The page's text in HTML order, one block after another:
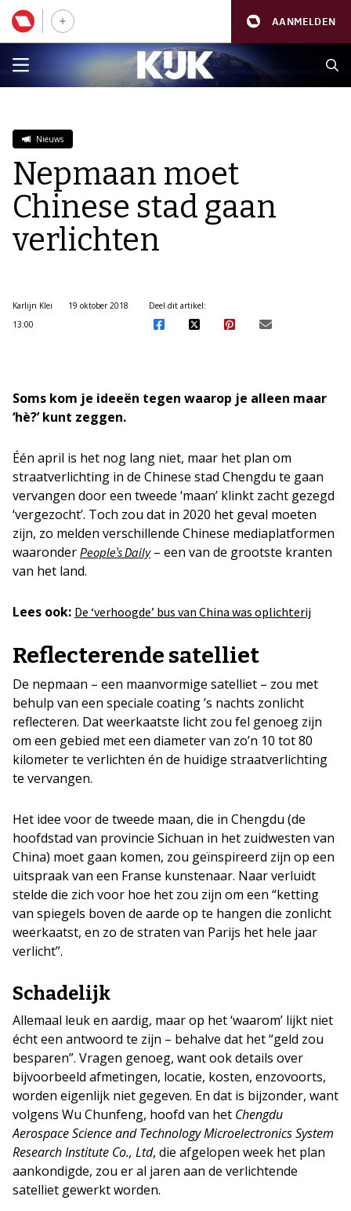
AANMELDEN
Nieuws
Nepmaan moet
Chinese stad gaan
verlichten
Karlijn Klei
19 oktober 2018
13:00
Deel dit artikel:
Soms kom je ideeën tegen waarop je alleen maar
‘hè?’ kunt zeggen.
Één april is het nog lang niet, maar het plan om
straatverlichting in de Chinese stad Chengdu te gaan
vervangen door een tweede ‘maan’ klinkt zacht gezegd
‘vergezocht’. Toch zou dat in 2020 het geval moeten
zijn, zo melden verschillende Chinese mediaplatformen
waaronder People’s Daily– een van de grootste kranten
van het land.
Lees ook: De ‘verhoogde’ bus van China was oplichterij
Reflecterende satelliet
De nepmaan – een maanvormige satelliet – zou met
behulp van een speciale coating ’s nachts zonlicht
reflecteren. Dat weerkaatste licht zou fel genoeg zijn
om een gebied met een diameter van zo’n 10 tot 80
kilometer te verlichten én de huidige straatverlichting
te vervangen.
Het idee voor de tweede maan, die in Chengdu (de
hoofdstad van provincie Sichuan in het zuidwesten van
China) moet gaan komen, zou geïnspireerd zijn op een
uitspraak van een Franse kunstenaar. Naar verluidt
stelde die zich voor hoe het zou zijn om een “ketting
van spiegels boven de aarde op te hangen die zonlicht
weerkaatst, en zo de straten van Parijs het hele jaar
verlicht”.
Schadelijk
Allemaal leuk en aardig, maar op het ‘waarom’ lijkt niet
écht een antwoord te zijn – behalve dat het “geld zou
besparen”. Vragen genoeg, want ook details over
bijvoorbeeld afmetingen, locatie, kosten, enzovoorts,
worden eigenlijk niet gegeven. En dat is bijzonder, want
volgens Wu Chunfeng, hoofd van het Chengdu
Aerospace Science and Technology Microelectronics System
Research Institute Co., Ltd, die afgelopen week het plan
aankondigde, zou er al jaren aan de verlichtende
satelliet gewerkt worden.